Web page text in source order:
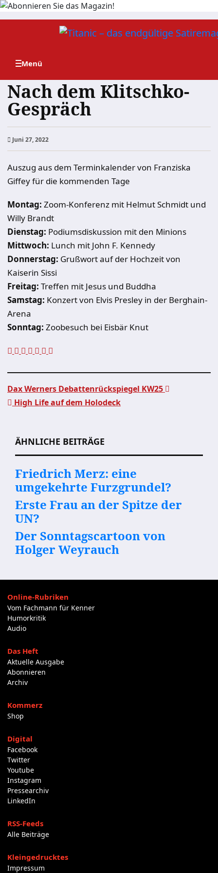
Zum
Nach dem Klitschko-
Gespräch
Juni 27, 2022
Auszug aus dem Terminkalender von Franziska
Giffey für die kommenden Tage
Montag: Zoom-Konferenz mit Helmut Schmidt und
Willy Brandt
Dienstag: Podiumsdiskussion mit den Minions
Mittwoch: Lunch mit John F. Kennedy
Donnerstag: Grußwort auf der Hochzeit von
Kaiserin Sissi
Freitag: Treffen mit Jesus und Buddha
Samstag: Konzert von Elvis Presley in der Berghain-
Arena
Sonntag: Zoobesuch bei Eisbär Knut
Dax Werners Debattenrückspiegel KW25
High Life auf dem Holodeck
ÄHNLICHE BEITRÄGE
Friedrich Merz: eine
umgekehrte Furzgrundel?
Erste Frau an der Spitze der
UN?
Der Sonntagscartoon von
Holger Weyrauch
Online-Rubriken
Vom Fachmann für Kenner
Humorkritik
Audio
Das Heft
Aktuelle Ausgabe
Abonnieren
Archiv
Kommerz
Shop
Digital
Facebook
Twitter
Youtube
Instagram
Pressearchiv
LinkedIn
RSS-Feeds
Alle Beiträge
Kleingedrucktes
Impressum